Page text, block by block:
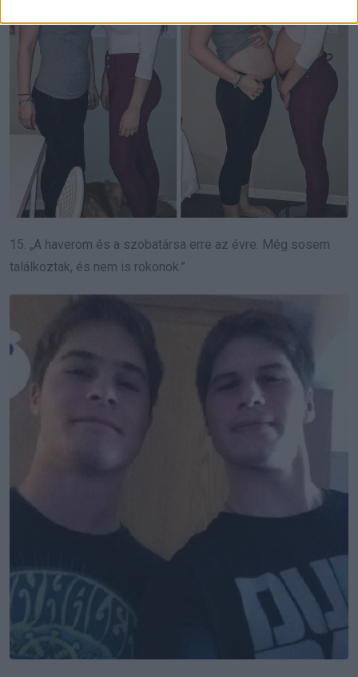
15. „A haverom és a szobatársa erre az évre. Még sosem
találkoztak, és nem is rokonok.”